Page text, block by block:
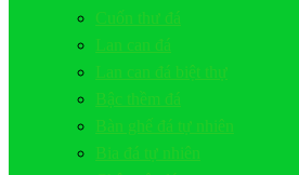
Cuốn thư đá
Lan can đá
Lan can đá biệt thự
Bậc thềm đá
Bàn ghế đá tự nhiên
Bia đá tự nhiên